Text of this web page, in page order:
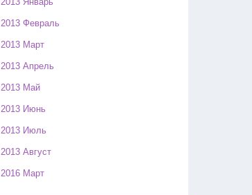
2013 Февраль
2013 Март
2013 Апрель
2013 Май
2013 Июнь
2013 Июль
2013 Август
2016 Март